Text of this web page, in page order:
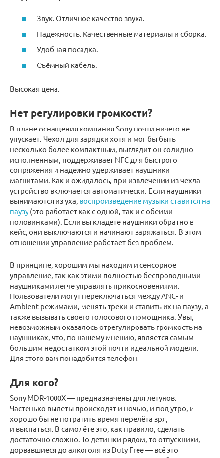
Звук. Отличное качество звука.
Надежность. Качественные материалы и сборка.
Удобная посадка.
Съёмный кабель.
Высокая цена.
Нет регулировки громкости?
В плане оснащения компания Sony почти ничего не
упускает. Чехол для зарядки хотя и мог бы быть
несколько более компактным, выглядит он солидно
исполненным, поддерживает NFC для быстрого
сопряжения и надежно удерживает наушники
магнитами. Как и ожидалось, при извлечении из чехла
устройство включается автоматически. Если наушники
вынимаются из уха, воспроизведение музыки ставится на
паузу (это работает как с одной, так и с обеими
половинками). Если вы кладете наушники обратно в
кейс, они выключаются и начинают заряжаться. В этом
отношении управление работает без проблем.
В принципе, хорошим мы находим и сенсорное
управление, так как этими полностью беспроводными
наушниками легче управлять прикосновениями.
Пользователи могут переключаться между ANC- и
Ambient-режимами, менять треки и ставить их на паузу, а
также вызывать своего голосового помощника. Увы,
невозможным оказалось отрегулировать громкость на
наушниках, что, по нашему мнению, является самым
большим недостатком этой почти идеальной модели.
Для этого вам понадобится телефон.
Для кого?
Sony MDR-1000X — предназначены для летунов.
Частенько вылеты происходят и ночью, и под утро, и
хорошо бы не потратить время перелёта зря,
и выспаться. В самолёте это, как правило, сделать
достаточно сложно. То детишки рядом, то отпускники,
дорвавшиеся до алкоголя из Duty Free — всё это